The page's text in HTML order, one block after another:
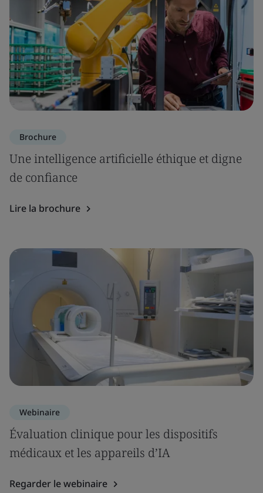
Brochure
Une intelligence artificielle éthique et digne
de confiance
Lire la brochure
Webinaire
Évaluation clinique pour les dispositifs
médicaux et les appareils d’IA
Regarder le webinaire